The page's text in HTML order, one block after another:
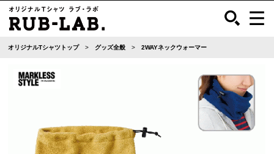
オリジナルTシャツトップ グッズ全般 2WAYネックウォーマー